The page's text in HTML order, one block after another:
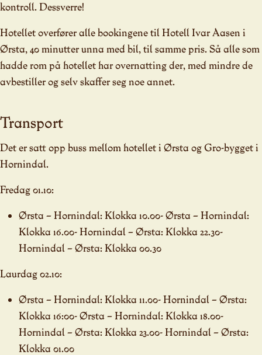
kontroll. Dessverre!
Hotellet overfører alle bookingene til Hotell Ivar Aasen i
Ørsta, 40 minutter unna med bil, til samme pris. Så alle som
hadde rom på hotellet har overnatting der, med mindre de
avbestiller og selv skaffer seg noe annet.
Transport
Det er satt opp buss mellom hotellet i Ørsta og Gro-bygget i
Hornindal.
Fredag 01.10:
Ørsta – Hornindal: Klokka 10.00- Ørsta – Hornindal:
Klokka 16.00- Hornindal – Ørsta: Klokka 22.30-
Hornindal – Ørsta: Klokka 00.30
Laurdag 02.10:
Ørsta – Hornindal: Klokka 11.00- Hornindal – Ørsta:
Klokka 16:00- Ørsta – Hornindal: Klokka 18.00-
Hornindal – Ørsta: Klokka 23.00- Hornindal – Ørsta:
Klokka 01.00